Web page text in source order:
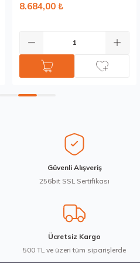
Gönder
8.684,00 ₺
Güvenli Alışveriş
256bit SSL Sertifikası
Ücretsiz Kargo
500 TL ve üzeri tüm siparişlerde